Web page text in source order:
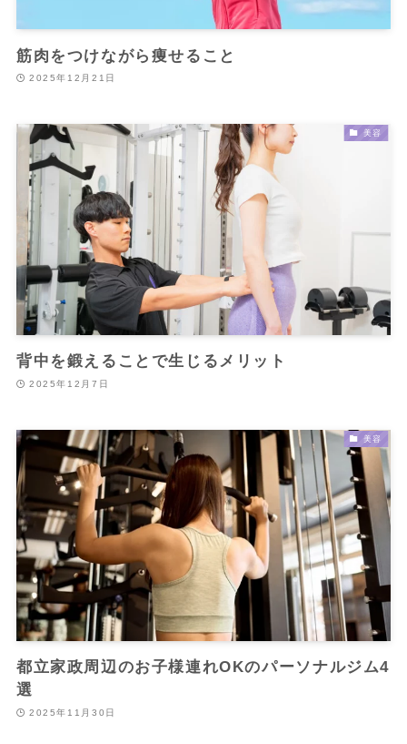
筋肉をつけながら痩せること
2025年12月21日
美容
背中を鍛えることで生じるメリット
2025年12月7日
美容
都立家政周辺のお子様連れOKのパーソナルジム4
選
2025年11月30日